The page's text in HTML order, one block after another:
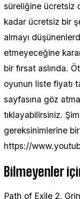
süreliğine ücretsiz
kadar ücretsiz bir
almayı
etmeyeceğine
bir fırsat aslında.
oyunun liste fiyatı
sayfasına göz
tıklayabilirsiniz.
gereksinimlerine
https://
Bilmeyenler
Path of Exile 2,